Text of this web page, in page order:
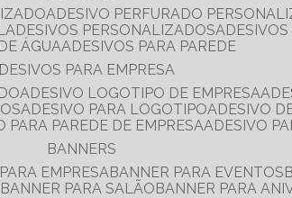
ADESIVO PERFURADO
ADESIVOS PERSONALIZADOS
ÁGUA
ADESIVOS PARA PAREDE
PARA EMPRESA
ADESIVO LOGOTIPO DE EMPRESA
ADESIVO PARA LOGOTIPO
ADESIVO
PARA PAREDE DE EMPRESA
ADESIVO
BANNERS
PARA EMPRESA BANNER PARA EVENTOS
BANNER PARA SALÃO BANNER PARA